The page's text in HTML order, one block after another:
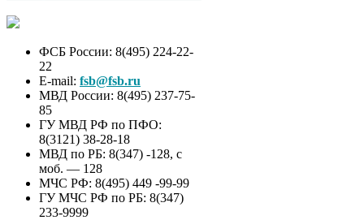
ФСБ России: 8(495) 224-22-
22
E-mail: fsb@fsb.ru
МВД России: 8(495) 237-75-
85
ГУ МВД РФ по ПФО:
8(3121) 38-28-18
МВД по РБ: 8(347) -128, с
моб. — 128
МЧС РФ: 8(495) 449 -99-99
ГУ МЧС РФ по РБ: 8(347)
233-9999